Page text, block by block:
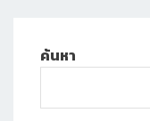
ค้นหา